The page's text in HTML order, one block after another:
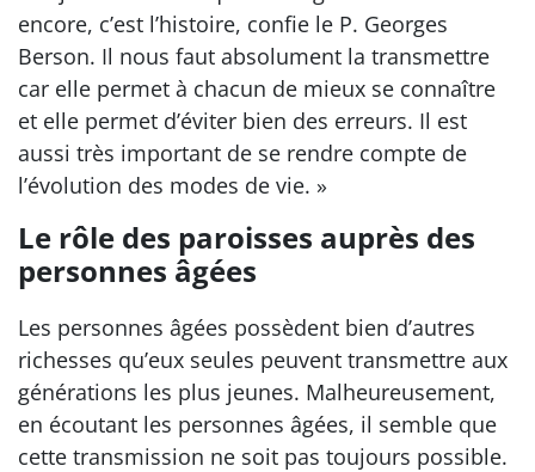
encore, c’est l’histoire, confie le P. Georges
Berson. Il nous faut absolument la transmettre
car elle permet à chacun de mieux se connaître
et elle permet d’éviter bien des erreurs. Il est
aussi très important de se rendre compte de
l’évolution des modes de vie. »
Le rôle des paroisses auprès des
personnes âgées
Les personnes âgées possèdent bien d’autres
richesses qu’eux seules peuvent transmettre aux
générations les plus jeunes. Malheureusement,
en écoutant les personnes âgées, il semble que
cette transmission ne soit pas toujours possible.